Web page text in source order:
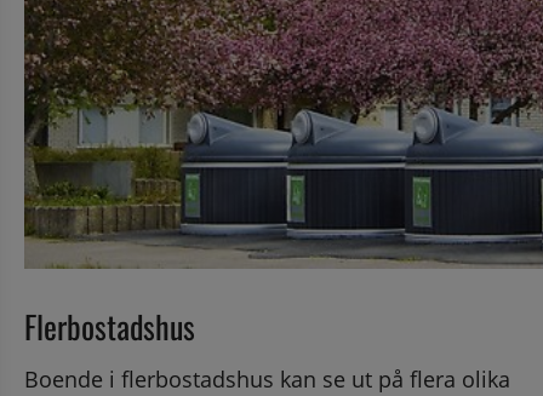
Flerbostadshus
Boende i flerbostadshus kan se ut på flera olika